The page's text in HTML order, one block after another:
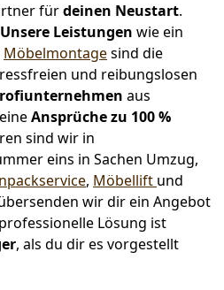
fürdeinen Neustart.
Unsere Leistungen wie ein
Möbelmontagesind die
und reibungslosen
aus
Ansprüche zu 100 %
sind wir in
eins in Sachen Umzug,
, Möbellift und
wir dir ein Angebot
Lösung ist
, als du dir es vorgestellt